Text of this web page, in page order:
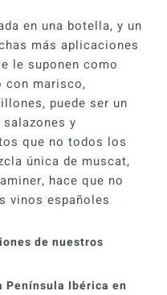
14,50 €.
13,04 €.
en una botella, y un
más aplicaciones
le suponen como
con marisco,
puede ser un
y
que no todos los
única de muscat,
hace que no
vinos españoles
de nuestros
Ibérica en